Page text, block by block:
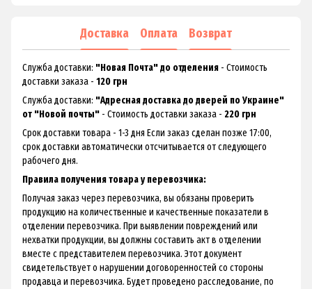
Доставка Оплата Возврат
Служба доставки: "Новая Почта" до отделения - Стоимость
доставки заказа - 120 грн
Служба доставки: "Адресная доставка до дверей по Украине"
от "Новой почты" - Стоимость доставки заказа - 220 грн
Срок доставки товара - 1-3 дня Если заказ сделан позже 17:00,
срок доставки автоматически отсчитывается от следующего
рабочего дня.
Правила получения товара у перевозчика:
Получая заказ через перевозчика, вы обязаны проверить
продукцию на количественные и качественные показатели в
отделении перевозчика. При выявлении повреждений или
нехватки продукции, вы должны составить акт в отделении
вместе с представителем перевозчика. Этот документ
свидетельствует о нарушении договоренностей со стороны
продавца и перевозчика. Будет проведено расследование, по